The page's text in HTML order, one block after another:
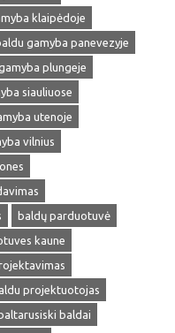
klaipėdoje
gamyba panevezyje
plungeje
siauliuose
utenoje
vilnius
baldų parduotuvė
kaune
projektuotojas
baltarusiski baldai